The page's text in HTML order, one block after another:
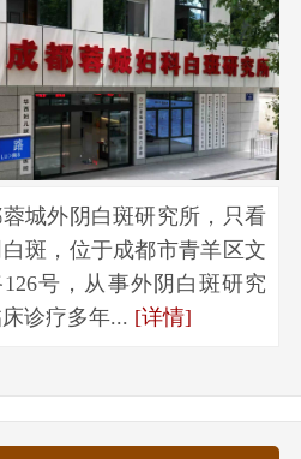
城外阴白斑研究所，只看
斑，位于成都市青羊区文
126号，从事外阴白斑研究
诊疗多年... [详情]